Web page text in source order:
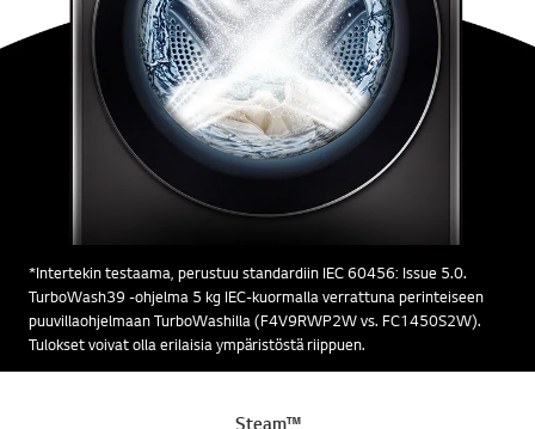
*Intertekin testaama, perustuu standardiin IEC 60456: Issue 5.0.
TurboWash39 -ohjelma 5 kg IEC-kuormalla verrattuna perinteiseen
puuvillaohjelmaan TurboWashilla (F4V9RWP2W vs. FC1450S2W).
Tulokset voivat olla erilaisia ympäristöstä riippuen.
Steam™